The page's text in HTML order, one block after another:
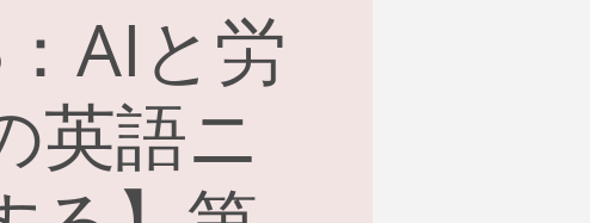
AIと労
英語ニ